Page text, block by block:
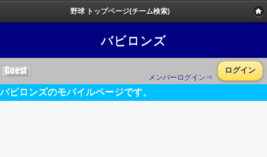
野球 トップページ(チーム検索)
バビロンズ
メンバーログイン⇒
ログイン
バビロンズのモバイルページです。